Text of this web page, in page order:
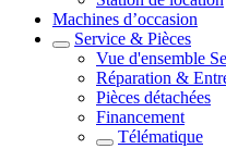
Machines d’occasion
Service & Pièces
Vue d'ensemble
Réparation &
Pièces détachées
Financement
Télématique